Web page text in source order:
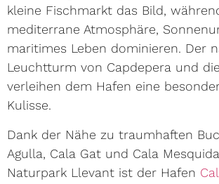
kleine Fischmarkt das Bild,
mediterrane Atmosphäre,
maritimes Leben dominieren. Der
Leuchtturm von Capdepera und
verleihen dem Hafen eine
Kulisse.
Dank der Nähe zu traumhaften
Agulla, Cala Gat und Cala
Naturpark Llevant ist der Hafen